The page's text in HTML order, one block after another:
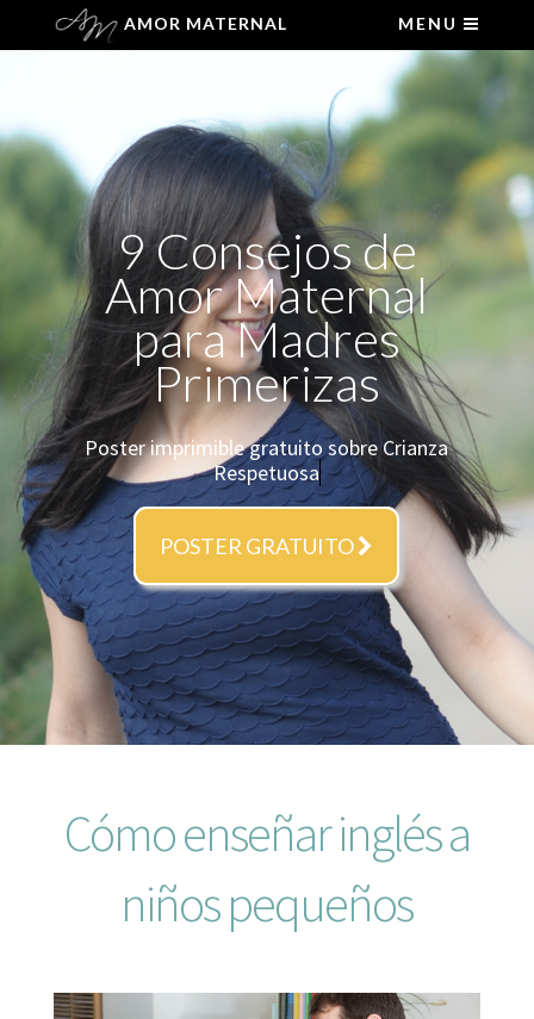
AMOR MATERNAL MENU
9 Consejos de
Amor Maternal
para Madres
Primerizas
Poster imprimible gratuito sobre Crianza
Respet
POSTER GRATUITO
Cómo enseñar inglés a
niños pequeños